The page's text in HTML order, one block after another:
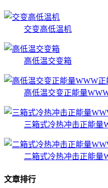
交变高低温机
高低温交变箱
高低温交变正能量
三箱式冷热冲击正能量
二箱式冷热冲击正能量
文章排行